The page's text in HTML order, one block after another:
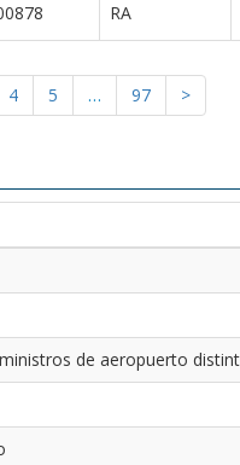
RA
4 5 … 97 >
de aeropuerto